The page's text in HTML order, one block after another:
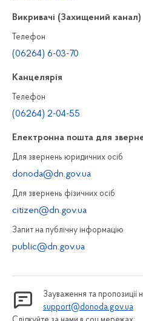
Викривачі (Захищений канал)
Телефон
(06264) 6-03-70
Канцелярiя
Телефон
(06264) 2-04-55
Електронна пошта для
Для звернень юридичних осiб
donoda@dn.gov.ua
Для звернень фізичних осiб
citizen@dn.gov.ua
Запит на публiчну інформацiю
public@dn.gov.ua
Зауваження та пропозиції
support@donoda.gov.ua